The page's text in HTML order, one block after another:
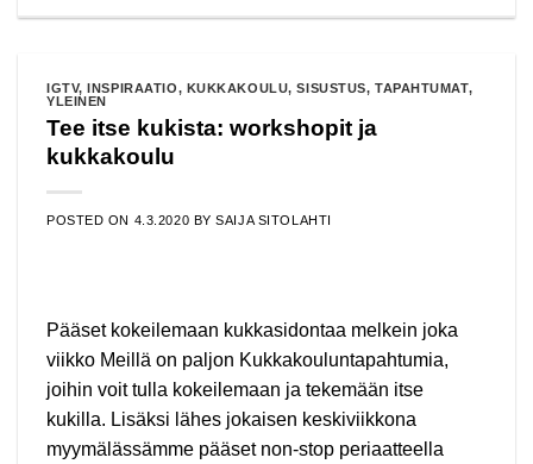
IGTV,INSPIRAATIO, KUKKAKOULU,SISUSTUS,TAPAHTUMAT,
YLEINEN
Tee itse kukista: workshopit ja
kukkakoulu
POSTED ON 4.3.2020 BYSAIJA SITOLAHTI
Pääset kokeilemaan kukkasidontaa melkein joka
viikko Meillä on paljon Kukkakouluntapahtumia,
joihin voit tulla kokeilemaan ja tekemään itse
kukilla. Lisäksi lähes jokaisen keskiviikkona
myymälässämme pääset non-stop periaatteella